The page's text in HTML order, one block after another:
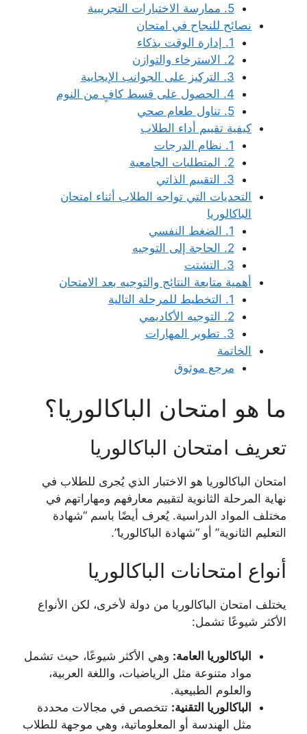
5. ممارسة الاختبارات التجريبية
نصائح للنجاح في امتحان
1. إدارة الوقت بذكاء
2. الاسترخاء والتوازن
3. التركيز على الجوانب الإيجابية
4. الحصول على قسط كافٍ من النوم
5. تناول طعام صحي
كيفية تقييم أداء الطلاب
1. نظام الدرجات
2. المتطلبات الجامعية
3. التقييم الذاتي
التحديات التي تواجه الطلاب أثناء امتحان
الباكالوريا
1. الضغط النفسي
2. الحاجة إلى التوجيه
3. التشتت
أهمية متابعة النتائج والتوجيه بعد الامتحان
1. التخطيط للمرحلة التالية
2. التوجيه الأكاديمي
3. تطوير المهارات
الخاتمة
مرجع موثوق
ما هو امتحان الباكالوريا؟
تعريف امتحان الباكالوريا
امتحان الباكالوريا هو الاختبار الذي يُجرى للطلاب في
نهاية المرحلة الثانوية لتقييم معارفهم ومهاراتهم في
مختلف المواد الدراسية. يُعرف أيضًا باسم “شهادة
التعليم الثانوية” أو “شهادة الباكالوريا”.
أنواع امتحانات الباكالوريا
يختلف امتحان الباكالوريا من دولة لأخرى، لكن الأنواع
الأكثر شيوعًا تشمل:
الباكالوريا العامة: وهي الأكثر شيوعًا، حيث تشمل
مواد متنوعة مثل الرياضيات، واللغة العربية،
والعلوم الطبيعية.
الباكالوريا التقنية: تتخصص في مجالات محددة
مثل الهندسة أو المعلوماتية، وهي موجهة للطلاب